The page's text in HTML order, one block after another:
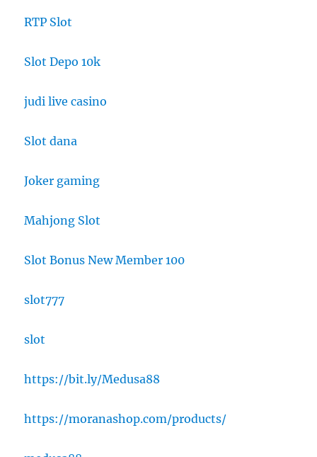
RTP Slot
Slot Depo 10k
judi live casino
Slot dana
Joker gaming
Mahjong Slot
Slot Bonus New Member 100
slot777
slot
https://bit.ly/Medusa88
https://moranashop.com/products/